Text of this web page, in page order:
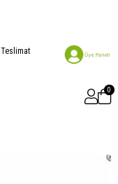
Teslimat
0